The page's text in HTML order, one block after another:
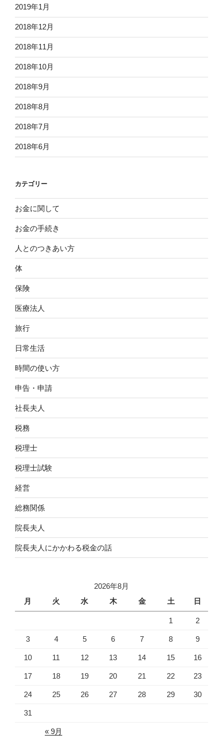
2019年1月
2018年12月
2018年11月
2018年10月
2018年9月
2018年8月
2018年7月
2018年6月
カテゴリー
お金に関して
お金の手続き
人とのつきあい方
体
保険
医療法人
旅行
日常生活
時間の使い方
申告・申請
社長夫人
税務
税理士
税理士試験
経営
総務関係
院長夫人
院長夫人にかかわる税金の話
2026年8月
月
火 水 木 金 土 日
1 2
3 4 5 6 7 8 9
10 11 12 13 14 15 16
17 18 19 20 21 22 23
24 25 26 27 28 29 30
31
« 9月